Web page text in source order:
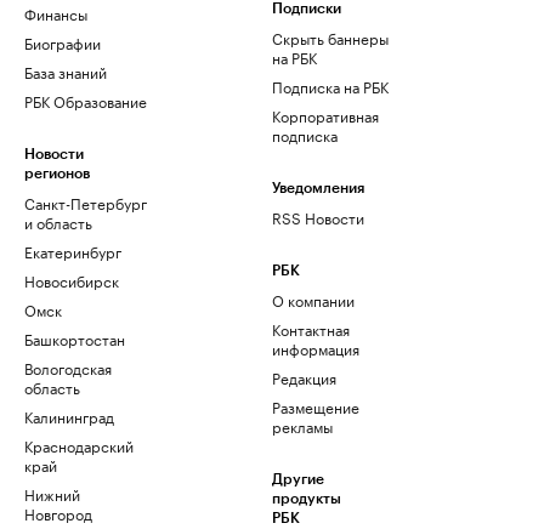
Финансы
Биографии
База знаний
РБК Образование
Новости
регионов
Санкт-Петербург
и область
Екатеринбург
Новосибирск
Омск
Башкортостан
Вологодская
область
Калининград
Краснодарский
край
Нижний
Новгород
Подписки
Скрыть баннеры
на РБК
Подписка на РБК
Корпоративная
подписка
Уведомления
RSS Новости
РБК
О компании
Контактная
информация
Редакция
Размещение
рекламы
Другие
продукты
РБК